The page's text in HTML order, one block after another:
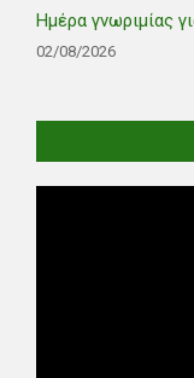
Ημέρα γνωριμίας
02/08/2026